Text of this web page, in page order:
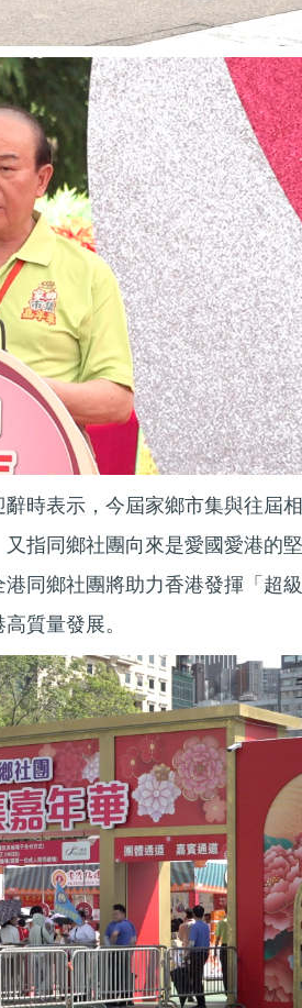
時表示，今屆家鄉市集與往屆相
指同鄉社團向來是愛國愛港的堅
同鄉社團將助力香港發揮「超級
質量發展。